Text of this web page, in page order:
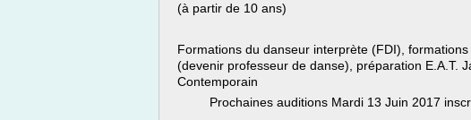
(à partir de 10 ans)
Formations du danseur interprète (FDI), formations
(devenir professeur de danse), préparation E.A.T.
Contemporain
Prochaines auditions Mardi 13 Juin 2017